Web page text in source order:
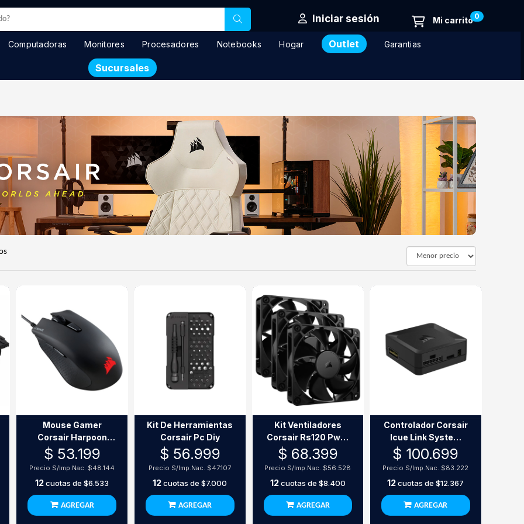
Iniciar sesión 0
Computadoras Monitores Procesadores Notebooks Hogar Outlet Garantias
Sucursales
Mouse Gamer
Corsair Harpoon
Rgb Pro Black 12000
Dpi
$ 53.199
Precio S/Imp.Nac. $48.144
12cuotas de$6.533
AGREGAR
Kit De Herramientas
Corsair Pc Diy
$ 56.999
Precio S/Imp.Nac. $47.107
12cuotas de$7.000
AGREGAR
Kit Ventiladores
Corsair Rs120 Pwm
120Mm Triple Pack
Negro
$ 68.399
Precio S/Imp.Nac. $56.528
12cuotas de $8.400
AGREGAR
Controlador Corsair
Icue Link System
Hub Negro 24
Dispositivos
$ 100.699
Precio S/Imp.Nac. $83.222
12cuotas de$12.367
AGREGAR